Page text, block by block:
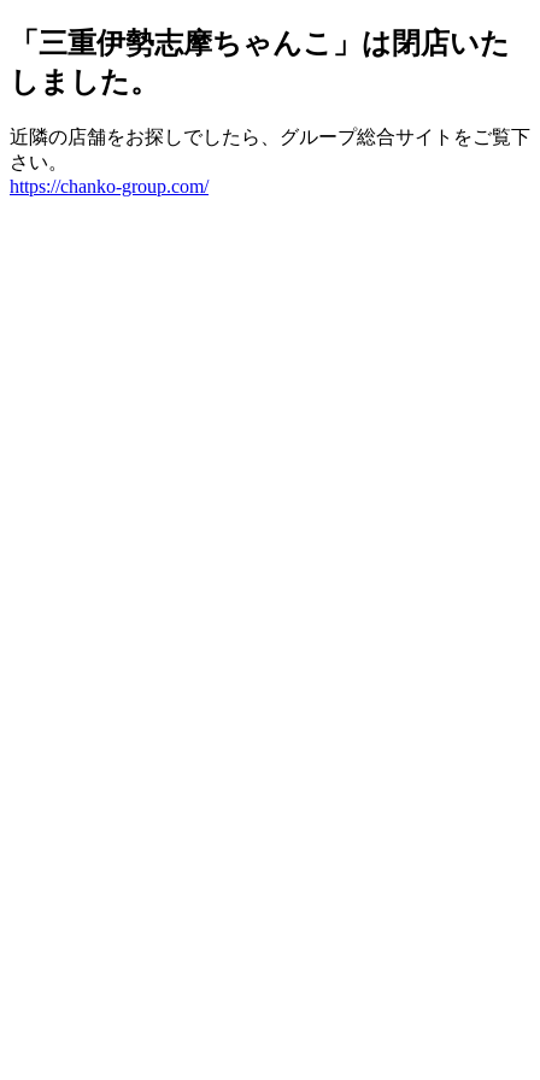
「三重伊勢志摩ちゃんこ」は閉店いた
しました。
近隣の店舗をお探しでしたら、グループ総合サイトをご覧下
さい。
https://chanko-group.com/